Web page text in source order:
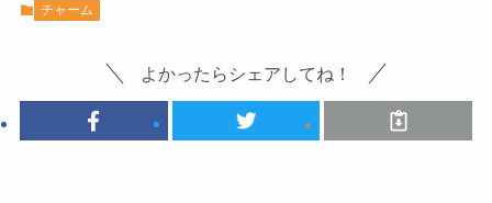
チャーム
よかったらシェアしてね！